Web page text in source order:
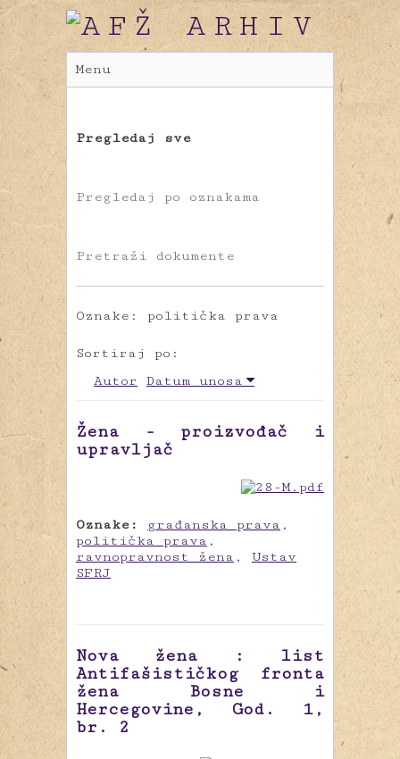
Menu
Pregledaj sve
Pregledaj po oznakama
Pretraži dokumente
Oznake: politička prava
Sortiraj po:
Autor
Datum unosa
Žena - proizvođač i
upravljač
Oznake: građanska prava ,
politička prava ,
ravnopravnost žena , Ustav
SFRJ
Nova žena : list
Antifašističkog fronta
žena Bosne i
Hercegovine, God. 1,
br. 2